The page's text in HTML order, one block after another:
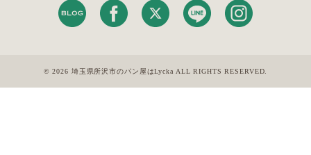
© 2026 埼玉県所沢市のパン屋はLycka ALL RIGHTS RESERVED.